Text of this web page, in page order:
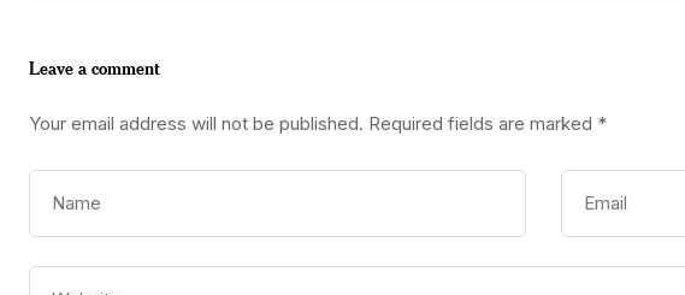
Leave a comment
Your email address will not be published. Required fields are marked *